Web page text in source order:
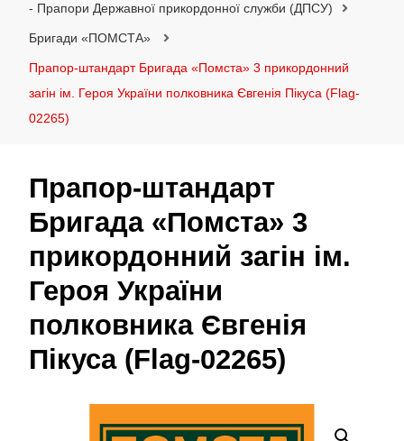
- Прапори Державної прикордонної служби (ДПСУ)
Бригади «ПОМСТА»
Прапор-штандарт Бригада «Помста» 3 прикордонний
загін ім. Героя України полковника Євгенія Пікуса (Flag-
02265)
Прапор-штандарт
Бригада «Помста» 3
прикордонний загін ім.
Героя України
полковника Євгенія
Пікуса (Flag-02265)